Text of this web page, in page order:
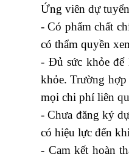
Ứng viên dự
- Có phẩm chất
có thẩm quyền
- Đủ sức khỏe để
khỏe. Trường hợp
mọi chi phí liên
- Chưa đăng ký
có hiệu lực đến
- Cam kết hoàn